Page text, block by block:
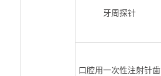
牙周探针
口腔用一次性注射针歯